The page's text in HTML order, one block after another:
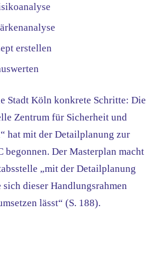
erstellen
Stadt Köln konkrete Schritte: Die
Zentrum für Sicherheit und
hat mit der Detailplanung zur
begonnen. Der Masterplan macht
„mit der Detailplanung
dieser Handlungsrahmen
lässt“ (S. 188).